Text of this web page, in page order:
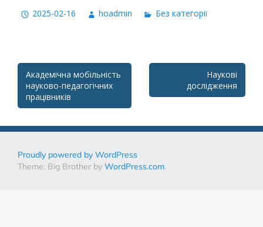
2025-02-16 hoadmin Без категорії
Post
navigation
Академічна мобільність
науково-педагогічних
працівників
Наукові
дослідження
Proudly powered by WordPress
Theme: Big Brother by WordPress.com.